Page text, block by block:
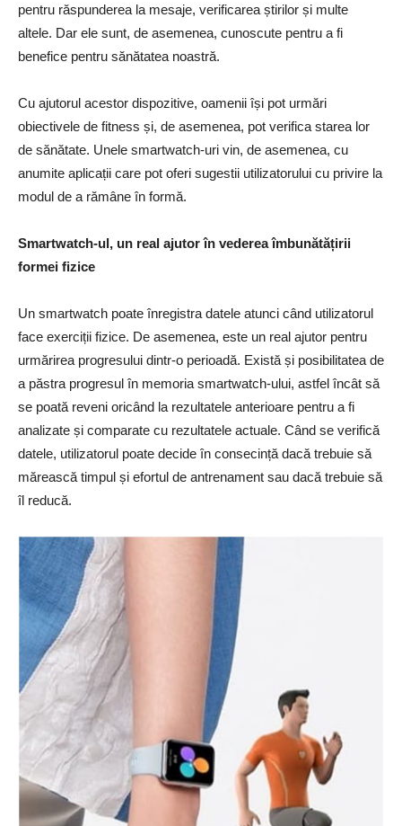
pentru răspunderea la mesaje, verificarea știrilor și multe
altele. Dar ele sunt, de asemenea, cunoscute pentru a fi
benefice pentru sănătatea noastră.
Cu ajutorul acestor dispozitive, oamenii își pot urmări
obiectivele de fitness și, de asemenea, pot verifica starea lor
de sănătate. Unele smartwatch-uri vin, de asemenea, cu
anumite aplicații care pot oferi sugestii utilizatorului cu privire la
modul de a rămâne în formă.
Smartwatch-ul, un real ajutor în vederea îmbunătățirii
formei fizice
Un smartwatch poate înregistra datele atunci când utilizatorul
face exerciții fizice. De asemenea, este un real ajutor pentru
urmărirea progresului dintr-o perioadă. Există și posibilitatea de
a păstra progresul în memoria smartwatch-ului, astfel încât să
se poată reveni oricând la rezultatele anterioare pentru a fi
analizate și comparate cu rezultatele actuale. Când se verifică
datele, utilizatorul poate decide în consecință dacă trebuie să
mărească timpul și efortul de antrenament sau dacă trebuie să
îl reducă.